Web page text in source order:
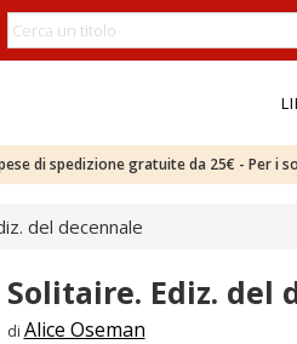
di spedizione gratuite da 25€ - Per i
del decennale
Solitaire. Ediz. del
di Alice Oseman